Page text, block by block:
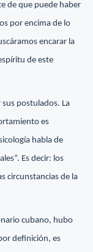
de que puede haber
por encima de lo
encarar la
de este
postulados. La
es
habla de
Es decir: los
circunstancias de la
cubano, hubo
definición, es